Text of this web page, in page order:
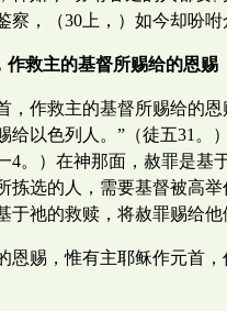
察，（30上，）如今却吩
作救主的基督所赐给的恩赐
，作救主的基督所赐给的
给以色列人。”（徒五31
4。）在神那面，赦罪是基
拣选的人，需要基督被高
于祂的救赎，将赦罪赐给他
恩赐，惟有主耶稣作元首